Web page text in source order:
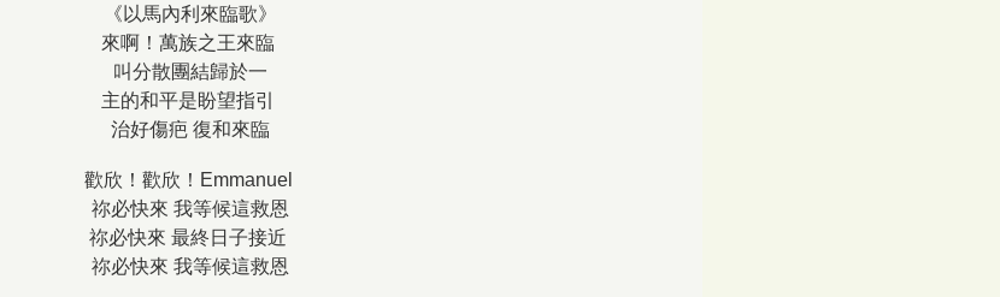
《以馬內利來臨歌》
來啊！萬族之王來臨
叫分散團結歸於一
主的和平是盼望指引
治好傷疤 復和來臨
歡欣！歡欣！Emmanuel
祢必快來 我等候這救恩
祢必快來 最終日子接近
祢必快來 我等候這救恩